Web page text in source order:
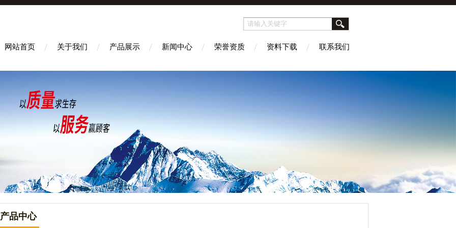
网站首页 关于我们 产品展示 新闻中心 荣誉资质 资料下载 联系我们
产品中心